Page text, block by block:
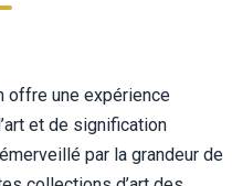
offre une expérience
et de signification
par la grandeur de